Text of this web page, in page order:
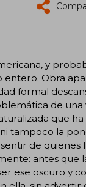
y
entero. Obra
formal
de una
que
tampoco la
de quienes
antes que
ese oscuro y